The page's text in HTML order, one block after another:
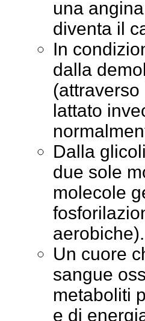
una
diventa il
In
dalla
lattato
Dalla
due sole
molecole
aerobiche).
Un cuore
sangue
metaboliti
e di